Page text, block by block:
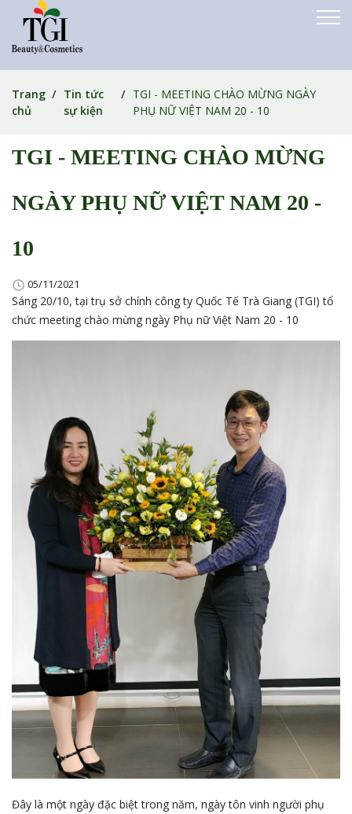
Trang
chủ
Tin tức
sự kiện
TGI - MEETING CHÀO MỪNG NGÀY
PHỤ NỮ VIỆT NAM 20 - 10
TGI - MEETING CHÀO MỪNG
NGÀY PHỤ NỮ VIỆT NAM 20 -
10
05/11/2021
Sáng 20/10, tại trụ sở chính công ty Quốc Tế Trà Giang (TGI) tổ
chức meeting chào mừng ngày Phụ nữ Việt Nam 20 - 10
Đây là một ngày đặc biệt trong năm, ngày tôn vinh người phụ